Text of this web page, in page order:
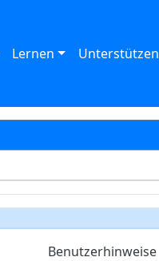
Lernen Unterstützen
Benutzerhinweise